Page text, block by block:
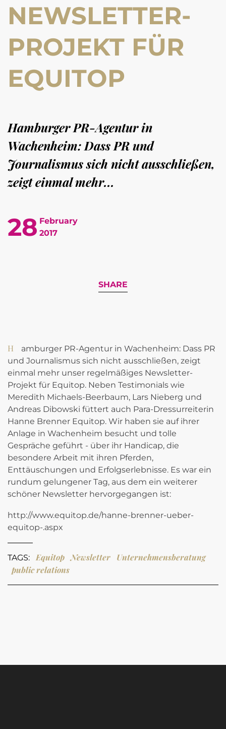
NEWSLETTER-
PROJEKT FÜR
EQUITOP
Hamburger PR-Agentur in
Wachenheim: Dass PR und
Journalismus sich nicht ausschließen,
zeigt einmal mehr...
28 February
2017
SHARE
Hamburger PR-Agentur in Wachenheim: Dass PR
und Journalismus sich nicht ausschließen, zeigt
einmal mehr unser regelmäßiges Newsletter-
Projekt für Equitop. Neben Testimonials wie
Meredith Michaels-Beerbaum, Lars Nieberg und
Andreas Dibowski füttert auch Para-Dressurreiterin
Hanne Brenner Equitop. Wir haben sie auf ihrer
Anlage in Wachenheim besucht und tolle
Gespräche geführt - über ihr Handicap, die
besondere Arbeit mit ihren Pferden,
Enttäuschungen und Erfolgserlebnisse. Es war ein
rundum gelungener Tag, aus dem ein weiterer
schöner Newsletter hervorgegangen ist:
http://www.equitop.de/hanne-brenner-ueber-
equitop-.aspx
TAGS: Equitop Newsletter
Unternehmensberatung
public relations